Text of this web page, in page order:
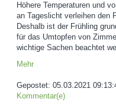
Höhere Temperaturen und
an Tageslicht verleihen den
Deshalb ist der Frühling
für das Umtopfen von
wichtige Sachen beachtet
Mehr
Gepostet: 05.03.2021
Kommentar(e)